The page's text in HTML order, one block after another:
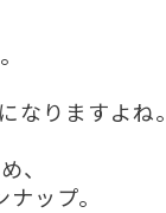
なりますよね。
、
ップ。